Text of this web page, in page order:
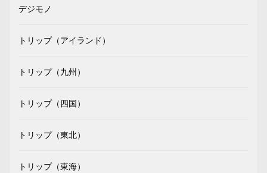
デジモノ
トリップ（アイランド）
トリップ（九州）
トリップ（四国）
トリップ（東北）
トリップ（東海）